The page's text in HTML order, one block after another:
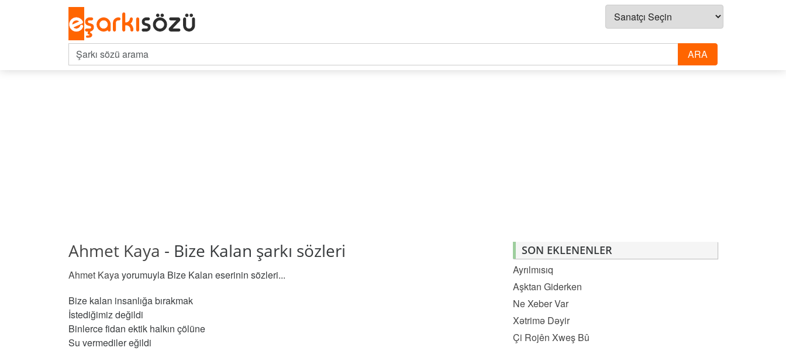
Ahmet Kaya - Bize Kalan şarkı sözleri
Ahmet Kayayorumuyla Bize Kalan eserinin sözleri...
Bize kalan insanlığa bırakmak
İstediğimiz değildi
Binlerce fidan ektik halkın çölüne
Su vermediler eğildi
SON EKLENENLER
Ayrılmısıq
Aşktan Giderken
Ne Xeber Var
Xətrimə Dəyir
Çi Rojên Xweş Bû